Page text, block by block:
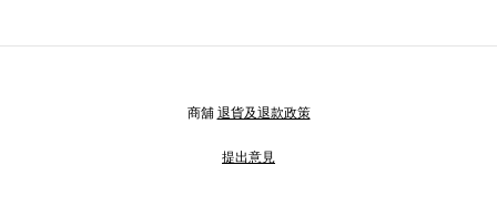
商舖 退貨及退款政策
提出意見